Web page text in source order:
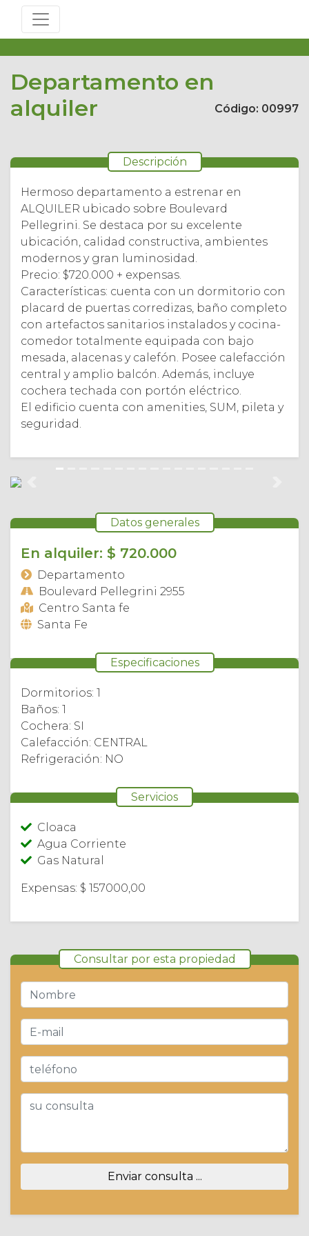
Departamento en
alquiler
Código: 00997
Descripción
Hermoso departamento a estrenar en
ALQUILER ubicado sobre Boulevard
Pellegrini. Se destaca por su excelente
ubicación, calidad constructiva, ambientes
modernos y gran luminosidad.
Precio: $720.000 + expensas.
Características: cuenta con un dormitorio con
placard de puertas corredizas, baño completo
con artefactos sanitarios instalados y cocina-
comedor totalmente equipada con bajo
mesada, alacenas y calefón. Posee calefacción
central y amplio balcón. Además, incluye
cochera techada con portón eléctrico.
El edificio cuenta con amenities, SUM, pileta y
seguridad.
Datos generales
En alquiler: $ 720.000
Departamento
Boulevard Pellegrini 2955
Centro Santa fe
Santa Fe
Especificaciones
Dormitorios: 1
Baños: 1
Cochera: SI
Calefacción: CENTRAL
Refrigeración: NO
Servicios
Cloaca
Agua Corriente
Gas Natural
Expensas: $ 157000,00
Consultar por esta propiedad
Enviar consulta ...